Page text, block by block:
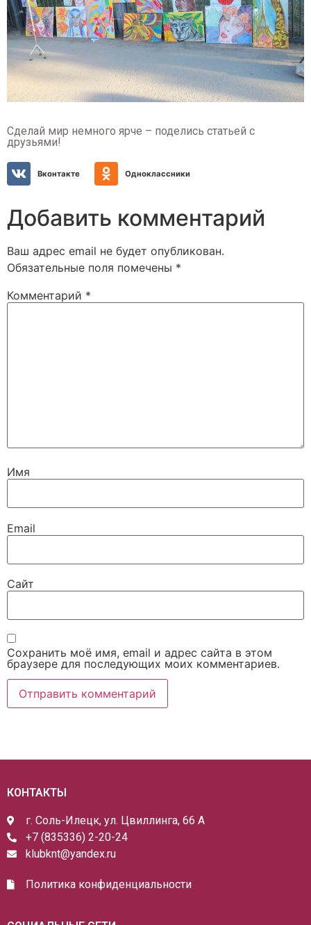
Сделай мир немного ярче – поделись статьей с
друзьями!
Вконтакте Одноклассники
Добавить комментарий
Ваш адрес email не будет опубликован.
Обязательные поля помечены *
Комментарий *
Имя
Email
Сайт
Сохранить моё имя, email и адрес сайта в этом
браузере для последующих моих комментариев.
КОНТАКТЫ
г. Соль-Илецк, ул. Цвиллинга, 66 А
+7 (835336) 2-20-24
klubknt@yandex.ru
Политика конфиденциальности